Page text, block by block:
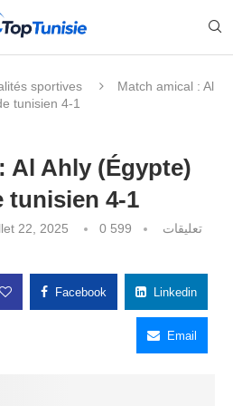
sportives
Match amical : Al
tunisien 4-1
Al Ahly (Égypte)
tunisien 4-1
22, 2025 0 تعليقات
599
Facebook Linkedin
Email